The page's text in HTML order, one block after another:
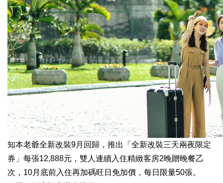
知本老爺全新改裝9月回歸，推出「全新改裝三天兩夜限定
券」每張12,888元，雙人連續入住精緻客房2晚贈晚餐乙
次，10月底前入住再加碼旺日免加價，每日限量50張。